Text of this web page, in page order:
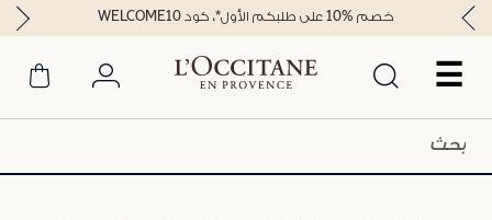
☰
خصم %10 على طلبكم الأول*، كود WELCOME10